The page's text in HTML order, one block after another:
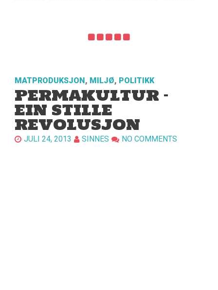
MATPRODUKSJON , MILJØ, POLITIKK
PERMAKULTUR –
EIN STILLE
REVOLUSJON
JULI 24, 2013 SINNES NO COMMENTS